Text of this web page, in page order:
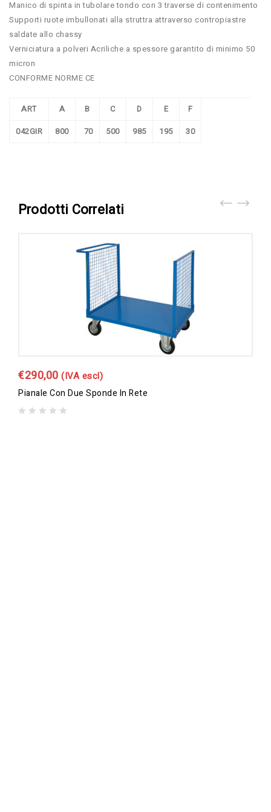
Manico di spinta in tubolare tondo con 3 traverse di contenimento
Supporti ruote imbullonati alla struttra attraverso contropiastre
saldate allo chassy
Verniciatura a polveri Acriliche a spessore garantito di minimo 50
micron
CONFORME NORME CE
ART A B C D E
F
042GIR
800 70 500 985 195 30
Prodotti Correlati
€290,00 (IVA escl)
Pianale Con Due Sponde In Rete